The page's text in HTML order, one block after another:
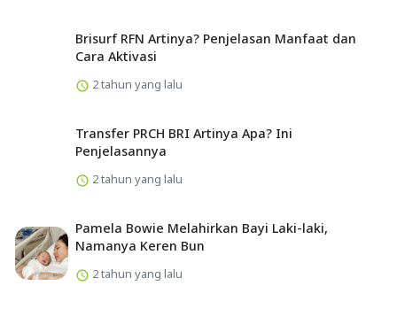
Brisurf RFN Artinya? Penjelasan Manfaat dan
Cara Aktivasi
2 tahun yang lalu
Transfer PRCH BRI Artinya Apa? Ini
Penjelasannya
2 tahun yang lalu
Pamela Bowie Melahirkan Bayi Laki-laki,
Namanya Keren Bun
2 tahun yang lalu